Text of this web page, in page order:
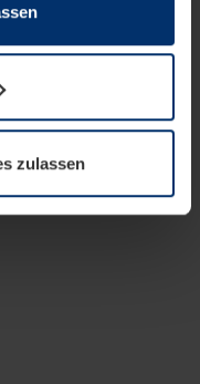
unbedingt
Typen benötigen
Sie jederzeit
ändern oder
zulassen